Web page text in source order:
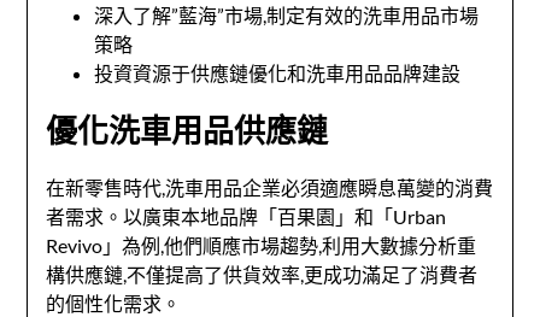
深入了解”藍海”市場,制定有效的洗車用品市場
策略
投資資源于供應鏈優化和洗車用品品牌建設
優化洗車用品供應鏈
在新零售時代,洗車用品企業必須適應瞬息萬變的消費
者需求。以廣東本地品牌「百果園」和「Urban
Revivo」為例,他們順應市場趨勢,利用大數據分析重
構供應鏈,不僅提高了供貨效率,更成功滿足了消費者
的個性化需求。